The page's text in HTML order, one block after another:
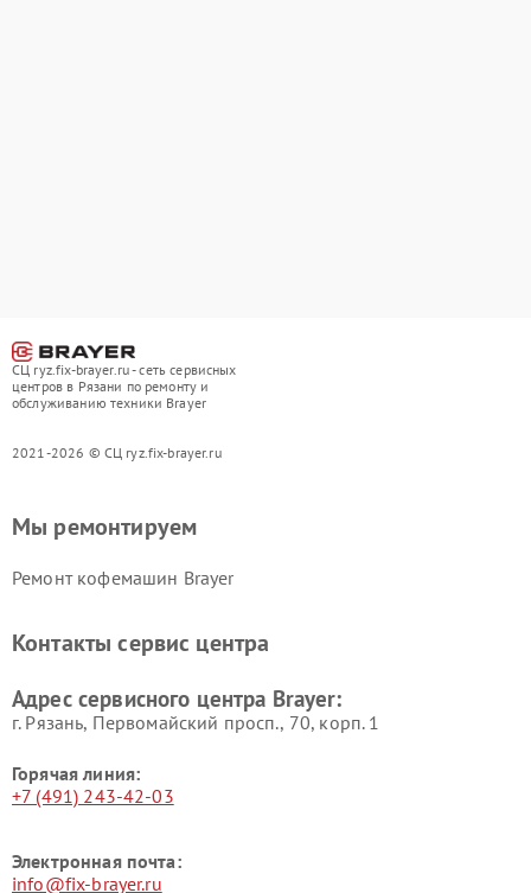
СЦ ryz.fix-brayer.ru - сеть сервисных
центров в Рязани по ремонту и
обслуживанию техники Brayer
2021-2026 © СЦ ryz.fix-brayer.ru
Мы ремонтируем
Ремонт кофемашин Brayer
Контакты сервис центра
Адрес сервисного центра Brayer:
г. Рязань, Первомайский просп., 70, корп. 1
Горячая линия:
+7 (491) 243-42-03
Электронная почта:
info@fix-brayer.ru